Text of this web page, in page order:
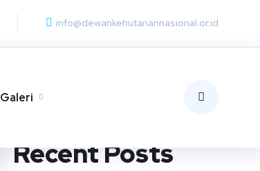
info@dewankehutanannasional.or.id
Galeri
Recent Posts